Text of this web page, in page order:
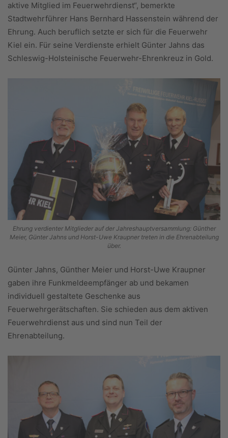
aktive Mitglied im Feuerwehrdienst“, bemerkte
Stadtwehrführer Hans Bernhard Hassenstein während der
Ehrung. Auch beruflich setzte er sich für die Feuerwehr
Kiel ein. Für seine Verdienste erhielt Günter Jahns das
Schleswig-Holsteinische Feuerwehr-Ehrenkreuz in Gold.
Ehrung verdienter Mitglieder auf der Jahreshauptversammlung: Günther
Meier, Günter Jahns und Horst-Uwe Kraupner treten in die Ehrenabteilung
über.
Günter Jahns, Günther Meier und Horst-Uwe Kraupner
gaben ihre Funkmeldeempfänger ab und bekamen
individuell gestaltete Geschenke aus
Feuerwehrgerätschaften. Sie schieden aus dem aktiven
Feuerwehrdienst aus und sind nun Teil der
Ehrenabteilung.